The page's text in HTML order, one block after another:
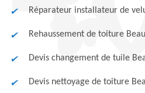
Réparateur installateur de
Rehaussement de toiture
Devis changement de tuile
Devis nettoyage de toiture